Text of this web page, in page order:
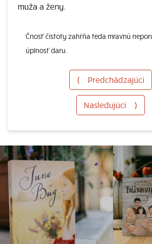
muža a ženy.
Čnosť čistoty zahŕňa teda mravnú
úplnosť daru.
⟨ Predchádzajúci
Nasledujúci ⟩